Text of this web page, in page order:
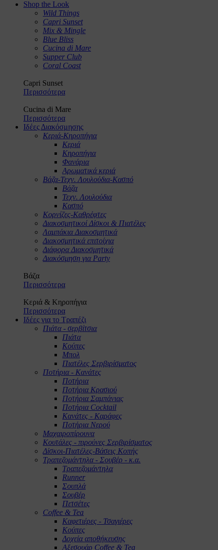
Shop the Look
Wild Things
Capri Sunset
Mix & Mingle
Blue Bliss
Cucina di Mare
Supper Club
Coral Coast
Capri Sunset
Περισσότερα
Cucina di Mare
Περισσότερα
Ιδέες Διακόσμησης
Κεριά-Κηροπήγια
Κεριά
Κηροπήγια
Φανάρια
Αρωματικά κεριά
Βάζα-Τεχν. Λουλούδια-Κασπό
Βάζα
Τεχν. Λουλούδια
Κασπό
Κορνίζες-Καθρέφτες
Διακοσμητικοί Δίσκοι & Πιατέλες
Λαμπάκια Διακοσμητικά
Διακοσμητικά επιτοίχια
Διάφορα Διακοσμητικά
Διακόσμηση για Party
Βάζα
Περισσότερα
Κεριά & Κηροπήγια
Περισσότερα
Ιδέες για το Τραπέζι
Πιάτα - σερβίτσια
Πιάτα
Κούπες
Μπολ
Πιατέλες Σερβιρίσματος
Ποτήρια - Κανάτες
Ποτήρια
Ποτήρια Κρασιού
Ποτήρια Σαμπάνιας
Ποτήρια Cocktail
Κανάτες - Καράφες
Ποτήρια Νερού
Μαχαιροπίρουνα
Κουτάλες - πιρούνες Σερβιρίσματος
Δίσκοι-Πιατέλες-Βάσεις Κοπής
Τραπεζομάντηλα - Σουβέρ - κ.α.
Τραπεζομάντηλα
Runner
Σουπλά
Σουβέρ
Πετσέτες
Coffee & Tea
Καφετιέρες - Τσαγιέρες
Κούπες
Δοχεία αποθήκευσης
Αξεσουάρ Coffee & Tea